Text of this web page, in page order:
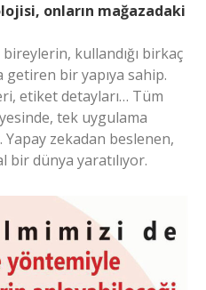
onların mağazadaki
kullandığı birkaç
getiren bir yapıya sahip.
etiket detayları… Tüm
tek uygulama
zekadan beslenen,
bir dünya yaratılıyor.